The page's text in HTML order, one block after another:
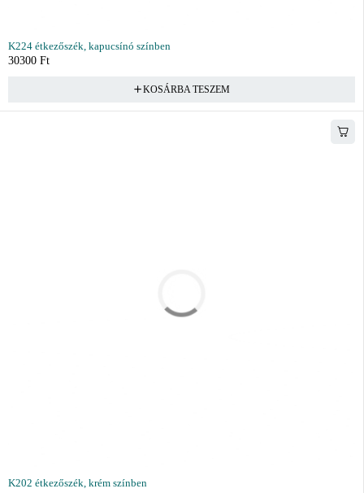
K224 étkezőszék, kapucsínó színben
30300 Ft
KOSÁRBA TESZEM
K202 étkezőszék, krém színben